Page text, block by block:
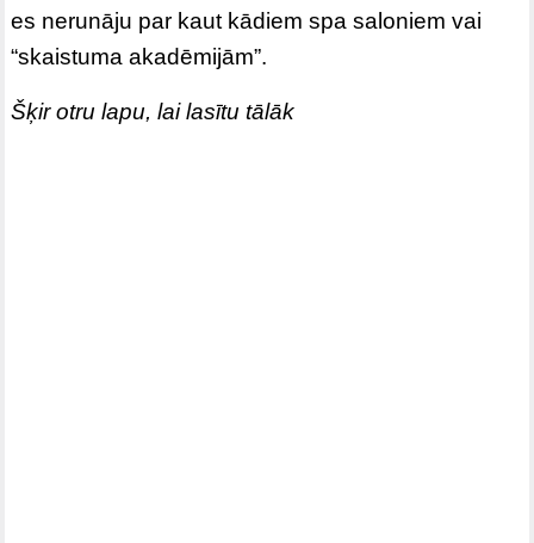
es nerunāju par kaut kādiem spa saloniem vai
“skaistuma akadēmijām”.
Šķir otru lapu, lai lasītu tālāk